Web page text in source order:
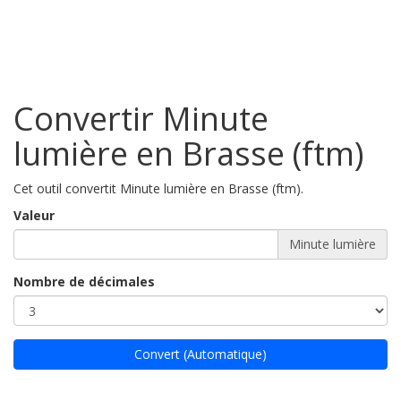
Convertir Minute
lumière en Brasse (ftm)
Cet outil convertit Minute lumière en Brasse (ftm).
Valeur
Minute lumière
Nombre de décimales
Convert (Automatique)